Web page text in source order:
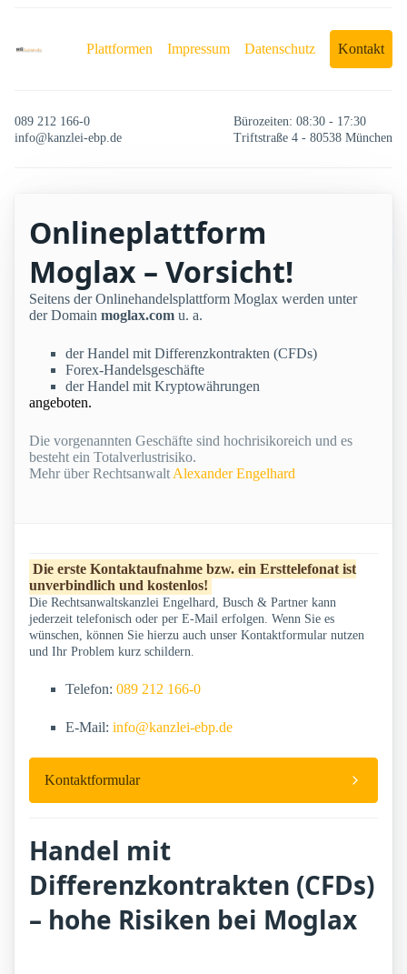
Plattformen Impressum Datenschutz Kontakt
089 212 166-0
info@kanzlei-ebp.de
Bürozeiten: 08:30 - 17:30
Triftstraße 4 - 80538 München
Onlineplattform
Moglax – Vorsicht!
Seitens der Onlinehandelsplattform Moglax werden unter
der Domain moglax.com u. a.
der Handel mit Differenzkontrakten (CFDs)
Forex-Handelsgeschäfte
der Handel mit Kryptowährungen
angeboten.
Die vorgenannten Geschäfte sind hochrisikoreich und es
besteht ein Totalverlustrisiko.
Mehr über Rechtsanwalt Alexander Engelhard
Die erste Kontaktaufnahme bzw. ein Ersttelefonat ist
unverbindlich und kostenlos!
Die Rechtsanwaltskanzlei Engelhard, Busch & Partner kann
jederzeit telefonisch oder per E-Mail erfolgen. Wenn Sie es
wünschen, können Sie hierzu auch unser Kontaktformular nutzen
und Ihr Problem kurz schildern.
Telefon: 089 212 166-0
E-Mail: info@kanzlei-ebp.de
Kontaktformular
Handel mit
Differenzkontrakten (CFDs)
– hohe Risiken bei Moglax